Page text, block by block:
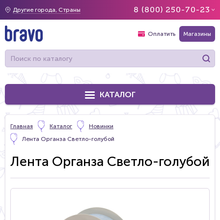
Другие города, Страны 8 (800) 250-70-23
Оплатить Магазины
КАТАЛОГ
Главная Каталог
Новинки
Лента Органза Светло-голубой
Лента Органза Светло-голубой